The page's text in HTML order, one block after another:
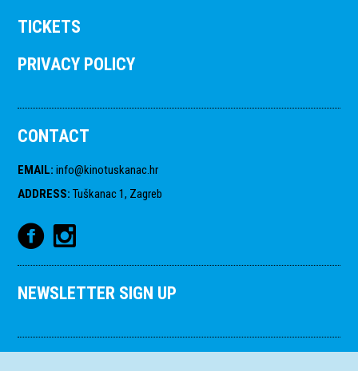
TICKETS
PRIVACY POLICY
CONTACT
EMAIL: info@kinotuskanac.hr
ADDRESS: Tuškanac 1, Zagreb
NEWSLETTER SIGN UP